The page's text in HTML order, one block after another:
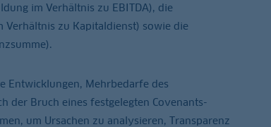
im Verhältnis zu EBITDA), die
Verhältnis zu Kapitaldienst) sowie die
Entwicklungen, Mehrbedarfe des
der Bruch eines festgelegten Covenants-
um Ursachen zu analysieren, Transparenz